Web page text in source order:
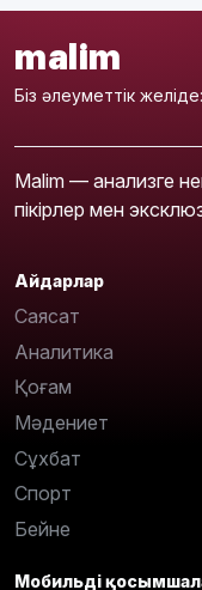
malim
Біз әлеуметтік желіде:
Malim — анализге
пікірлер мен
Айдарлар
Саясат
Аналитика
Қоғам
Мәдениет
Сұхбат
Спорт
Бейне
Мобильді